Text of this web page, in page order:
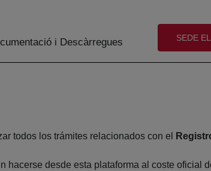
i Descàrregues (abre
SEDE
todos los trámites relacionados con el
hacerse desde esta plataforma al coste oficial